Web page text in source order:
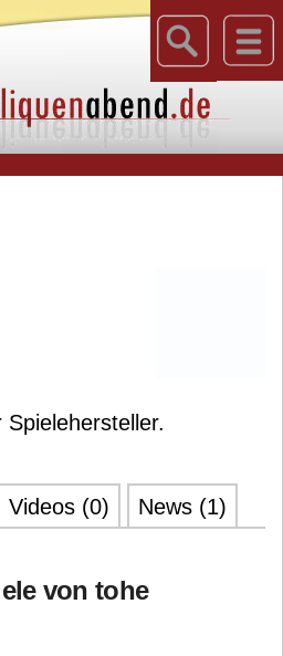
Videos (0) News (1)
von tohe